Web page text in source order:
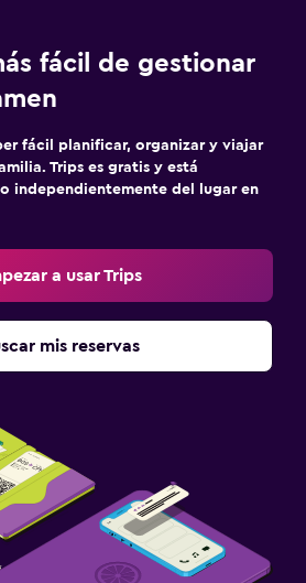
fácil de gestionar
fácil planificar, organizar y viajar
Trips es gratis y está
independientemente del lugar en
a usar Trips
mis reservas